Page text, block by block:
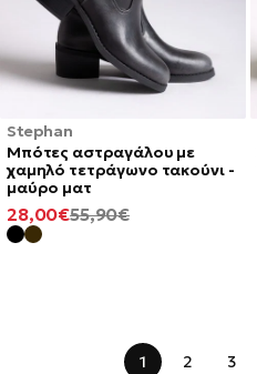
Stephan
Μπότες αστραγάλου με
χαμηλό τετράγωνο τακούνι -
μαύρο ματ
ΚΑΝΟΝΙΚΉ
55,90€
ΕΛΆΧΙΣΤΗ
ΤΙΜΉ
28,00€
1 2 3